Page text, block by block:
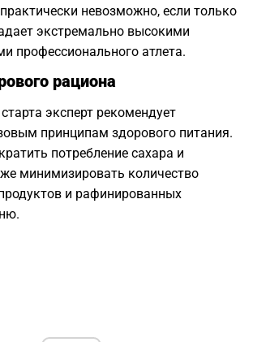
невозможно, если только
экстремально высокими
профессионального атлета.
рациона
эксперт рекомендует
принципам здорового питания.
потребление сахара и
минимизировать количество
и рафинированных